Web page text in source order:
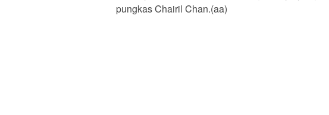
pungkas Chairil Chan.(aa)